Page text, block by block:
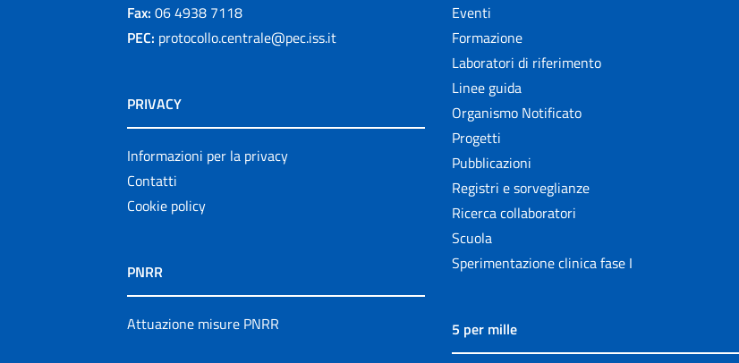
Fax: 06 4938 7118
PEC: protocollo.centrale@pec.iss.it
PRIVACY
Informazioni per la privacy
Contatti
Cookie policy
PNRR
Attuazione misure PNRR
Eventi
Formazione
Laboratori di riferimento
Linee guida
Organismo Notificato
Progetti
Pubblicazioni
Registri e sorveglianze
Ricerca collaboratori
Scuola
Sperimentazione clinica fase I
5 per mille